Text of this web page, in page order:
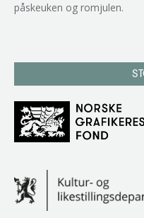
påskeuken og romjulen.